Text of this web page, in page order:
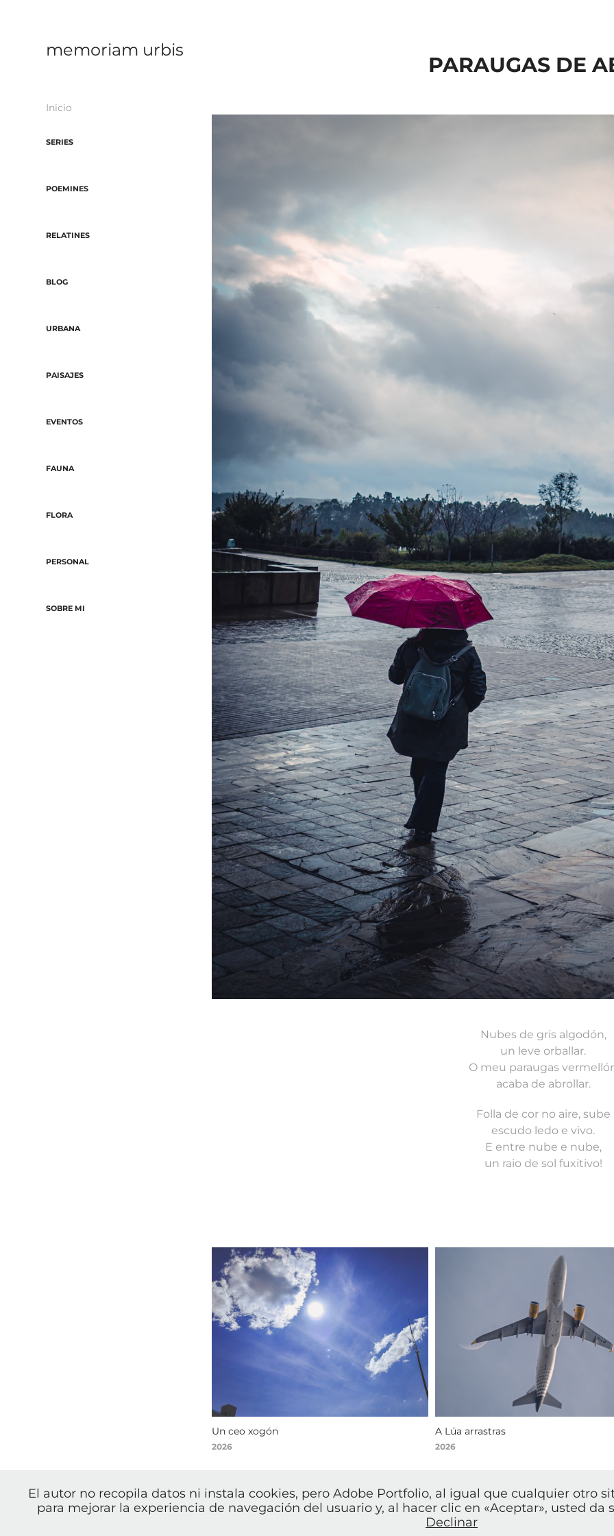
memoriam urbis
Inicio
SERIES
POEMINES
RELATINES
BLOG
URBANA
PAISAJES
EVENTOS
FAUNA
FLORA
PERSONAL
SOBRE MI
PARAUGAS DE
Nubes de gris algodón,
un leve orballar.
O meu paraugas
acaba de abrollar.
Folla de cor no aire, sube
escudo ledo e vivo.
E entre nube e nube,
un raio de sol fuxitivo!
Un ceo xogón
2026
A Lúa arrastras
2026
© ANXO DAFONTE, 2026
El autor no recopila datos ni instala cookies, pero Adobe Portfolio, al igual que cualquier otro
para mejorar la experiencia de navegación del usuario y, al hacer clic en «Aceptar», usted
Declinar